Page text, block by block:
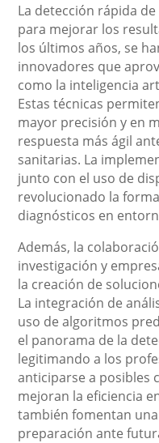
La detección rápida
para mejorar los
los últimos años, se
innovadores que
como la inteligencia
Estas técnicas
mayor precisión y en
respuesta más ágil
sanitarias. La
junto con el uso de
revolucionado la
diagnósticos en
Además, la
investigación y
la creación de
La integración de
uso de algoritmos
el panorama de la
legitimando a los
anticiparse a posibles
mejoran la eficiencia
también fomentan
preparación ante